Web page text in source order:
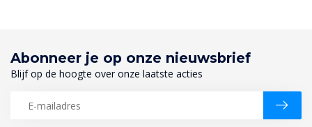
Abonneer je op onze nieuwsbrief
Blijf op de hoogte over onze laatste acties